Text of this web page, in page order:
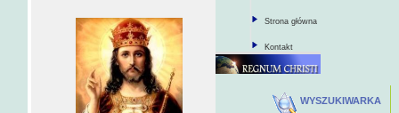
Strona główna
Kontakt
WYSZUKIWARKA